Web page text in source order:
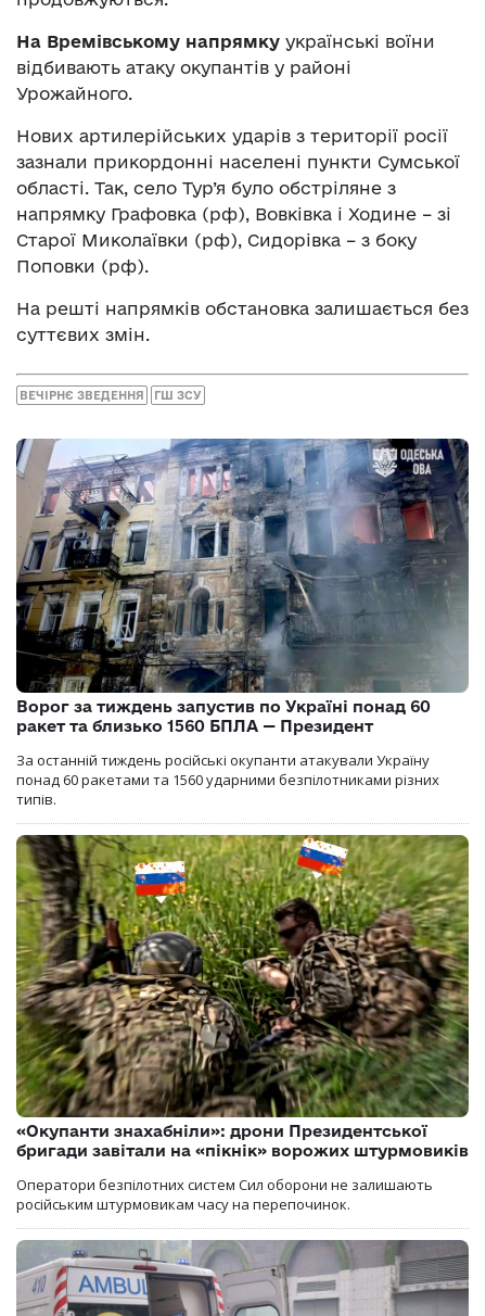
На Времівському напрямку українські воїни
відбивають атаку окупантів у районі
Урожайного.
Нових артилерійських ударів з території росії
зазнали прикордонні населені пункти Сумської
області. Так, село Тур’я було обстріляне з
напрямку Графовка (рф), Вовківка і Ходине – зі
Старої Миколаївки (рф), Сидорівка – з боку
Поповки (рф).
На решті напрямків обстановка залишається без
суттєвих змін.
ВЕЧІРНЄ ЗВЕДЕННЯ ГШ ЗСУ
Ворог за тиждень запустив по Україні понад 60
ракет та близько 1560 БПЛА — Президент
За останній тиждень російські окупанти атакували Україну
понад 60 ракетами та 1560 ударними безпілотниками різних
типів.
«Окупанти знахабніли»: дрони Президентської
бригади завітали на «пікнік» ворожих штурмовиків
Оператори безпілотних систем Сил оборони не залишають
російським штурмовикам часу на перепочинок.